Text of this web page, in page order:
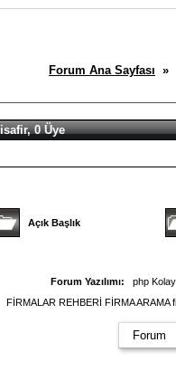
Forum Ana Sayfası »
0 Üye
Açık Başlık
Forum Yazılımı:
php
FİRMALAR REHBERİ FİRMA
Forum